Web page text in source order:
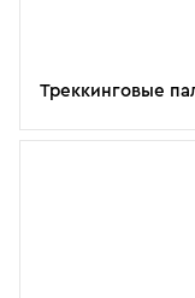
Треккинговые